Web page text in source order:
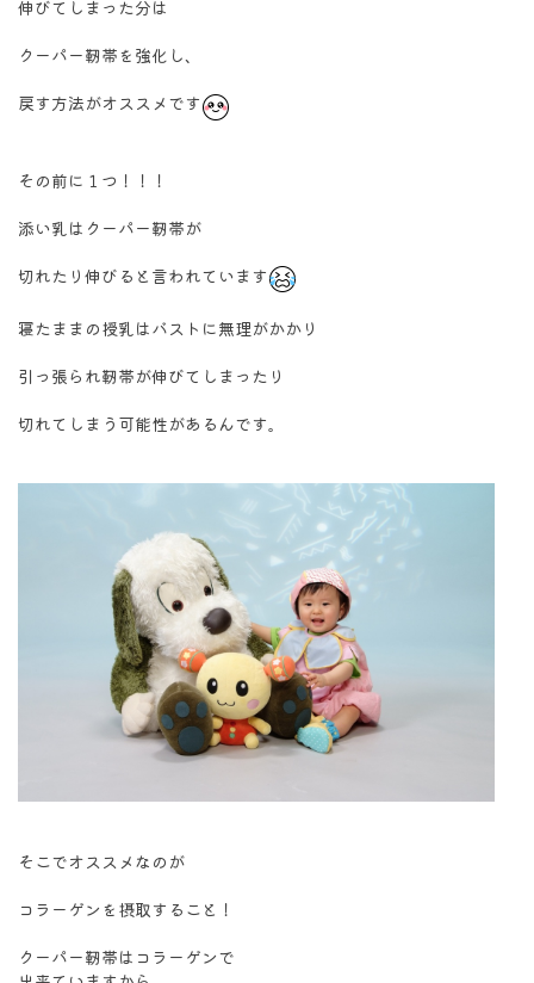
伸びてしまった分は
クーパー靭帯を強化し、
戻す方法がオススメです
その前に１つ！！！
添い乳はクーパー靭帯が
切れたり伸びると言われています
寝たままの授乳はバストに無理がかかり
引っ張られ靭帯が伸びてしまったり
切れてしまう可能性があるんです。
そこでオススメなのが
コラーゲンを摂取すること！
クーパー靭帯はコラーゲンで